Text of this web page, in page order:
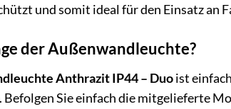
und somit ideal für den Einsatz an
der Außenwandleuchte?
Anthrazit IP44 – Duoist
Sie einfach die mitgelieferte